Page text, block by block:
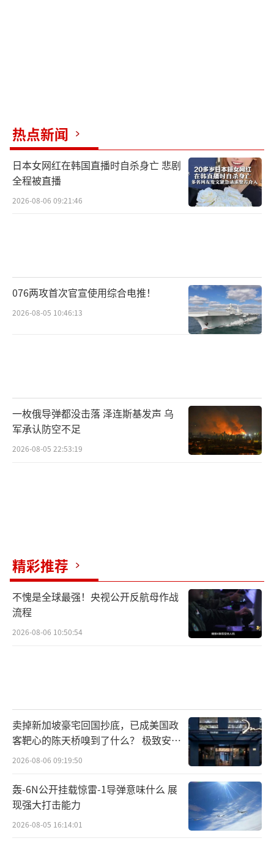
热点新闻
日本女网红在韩国直播时自杀身亡 悲剧
全程被直播
2026-08-06 09:21:46
076两攻首次官宣使用综合电推！
2026-08-05 10:46:13
一枚俄导弹都没击落 泽连斯基发声 乌
军承认防空不足
2026-08-05 22:53:19
精彩推荐
不愧是全球最强！央视公开反航母作战
流程
2026-08-06 10:50:54
卖掉新加坡豪宅回国抄底，已成美国政
客靶心的陈天桥嗅到了什么？ 极致安全
的追寻
2026-08-06 09:19:50
轰-6N公开挂载惊雷-1导弹意味什么 展
现强大打击能力
2026-08-05 16:14:01